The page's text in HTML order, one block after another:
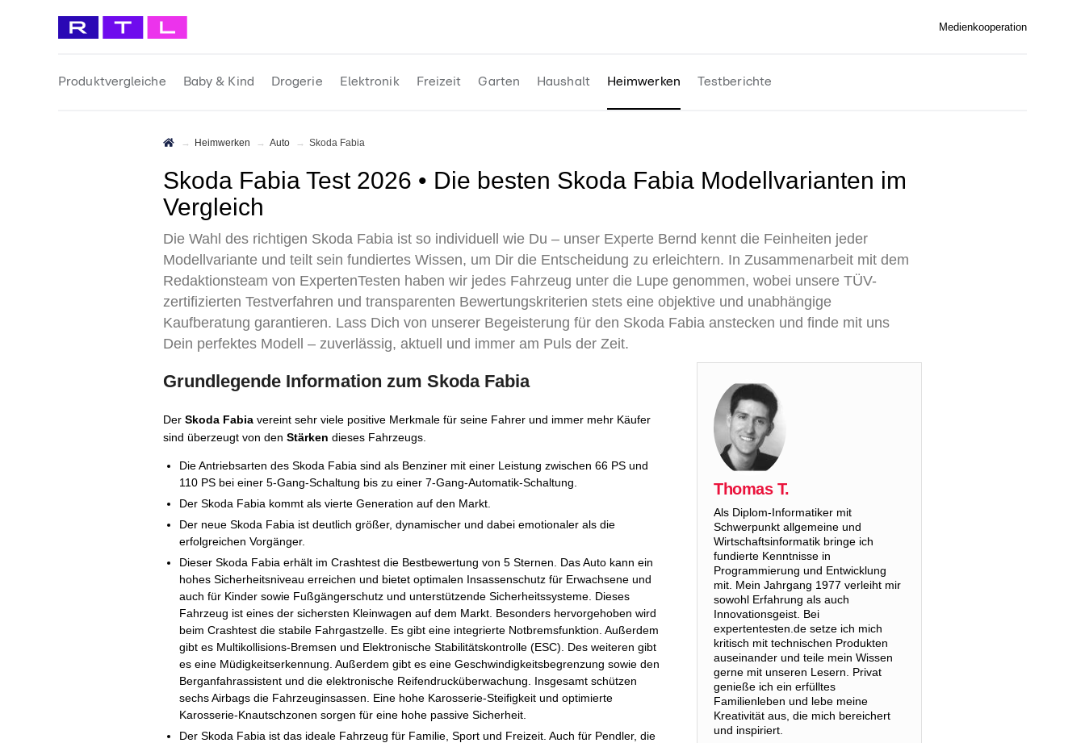
Medienkooperation
Produktvergleiche Baby & Kind Drogerie Elektronik Freizeit Garten Haushalt Heimwerken Testberichte
Heimwerken Auto Skoda Fabia
Skoda Fabia Test 2026 • Die besten Skoda Fabia Modellvarianten im
Vergleich
Die Wahl des richtigen Skoda Fabia ist so individuell wie Du – unser Experte Bernd kennt die Feinheiten jeder
Modellvariante und teilt sein fundiertes Wissen, um Dir die Entscheidung zu erleichtern. In Zusammenarbeit mit dem
Redaktionsteam von ExpertenTesten haben wir jedes Fahrzeug unter die Lupe genommen, wobei unsere TÜV-
zertifizierten Testverfahren und transparenten Bewertungskriterien stets eine objektive und unabhängige
Kaufberatung garantieren. Lass Dich von unserer Begeisterung für den Skoda Fabia anstecken und finde mit uns
Dein perfektes Modell – zuverlässig, aktuell und immer am Puls der Zeit.
Grundlegende Information zum Skoda Fabia
Der Skoda Fabia vereint sehr viele positive Merkmale für seine Fahrer und immer mehr Käufer
sind überzeugt von den Stärken dieses Fahrzeugs.
Die Antriebsarten des Skoda Fabia sind als Benziner mit einer Leistung zwischen 66 PS und
110 PS bei einer 5-Gang-Schaltung bis zu einer 7-Gang-Automatik-Schaltung.
Der Skoda Fabia kommt als vierte Generation auf den Markt.
Der neue Skoda Fabia ist deutlich größer, dynamischer und dabei emotionaler als die
erfolgreichen Vorgänger.
Dieser Skoda Fabia erhält im Crashtest die Bestbewertung von 5 Sternen. Das Auto kann ein
hohes Sicherheitsniveau erreichen und bietet optimalen Insassenschutz für Erwachsene und
auch für Kinder sowie Fußgängerschutz und unterstützende Sicherheitssysteme. Dieses
Fahrzeug ist eines der sichersten Kleinwagen auf dem Markt. Besonders hervorgehoben wird
beim Crashtest die stabile Fahrgastzelle. Es gibt eine integrierte Notbremsfunktion. Außerdem
gibt es Multikollisions-Bremsen und Elektronische Stabilitätskontrolle (ESC). Des weiteren gibt
es eine Müdigkeitserkennung. Außerdem gibt es eine Geschwindigkeitsbegrenzung sowie den
Berganfahrassistent und die elektronische Reifendrucküberwachung. Insgesamt schützen
sechs Airbags die Fahrzeuginsassen. Eine hohe Karosserie-Steifigkeit und optimierte
Karosserie-Knautschzonen sorgen für eine hohe passive Sicherheit.
Der Skoda Fabia ist das ideale Fahrzeug für Familie, Sport und Freizeit. Auch für Pendler, die
Thomas T.
Als Diplom-Informatiker mit
Schwerpunkt allgemeine und
Wirtschaftsinformatik bringe ich
fundierte Kenntnisse in
Programmierung und Entwicklung
mit. Mein Jahrgang 1977 verleiht mir
sowohl Erfahrung als auch
Innovationsgeist. Bei
expertentesten.de setze ich mich
kritisch mit technischen Produkten
auseinander und teile mein Wissen
gerne mit unseren Lesern. Privat
genieße ich ein erfülltes
Familienleben und lebe meine
Kreativität aus, die mich bereichert
und inspiriert.